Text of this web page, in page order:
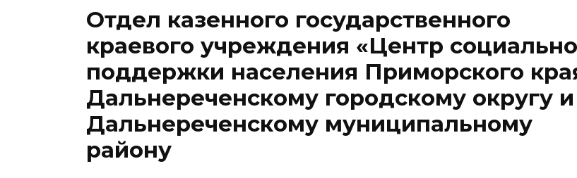
Отдел казенного государственного
краевого учреждения «Центр
поддержки населения Приморского
Дальнереченскому городскому округу и
Дальнереченскому муниципальному
району